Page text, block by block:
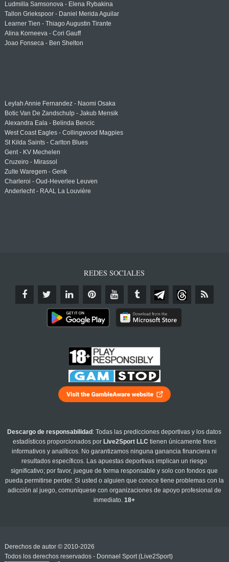
Ludmilla Samsonova - Elena Rybakina
Tallon Griekspoor - Daniel Merida Aguilar
Learner Tien - Thiago Augustin Tirante
Alina Korneeva - Cori Gauff
Joao Fonseca - Ben Shelton
Leylah Annie Fernandez - Naomi Osaka
Botic Van De Zandschulp - Jakub Mensik
Alexandra Eala - Belinda Bencic
West Coast Eagles - Collingwood Magpies
St Kilda Saints - Carlton Blues
Gent - KV Mechelen
Cruzeiro - Mirassol
Zulte Waregem - Genk
Charleroi - Oud-Heverlee Leuven
Anderlecht - RAAL La Louvière
REDES SOCIALES
Descargo de responsabilidad : Todas las predicciones deportivas y los datos
estadísticos proporcionados por Live2Sport LLC tienen únicamente fines
informativos y analíticos. No garantizamos ninguna ganancia financiera ni
resultados específicos. Las apuestas deportivas implican un riesgo
significativo; por favor, juegue de forma responsable y solo con fondos que
pueda permitirse perder. Si usted o alguien que conoce tiene problemas con la
adicción al juego, comuníquese con organizaciones de apoyo profesional de
inmediato.18+
Derechos de autor © 2010-2026
Todos los derechos reservados - Donnael Sport (Live2Sport)